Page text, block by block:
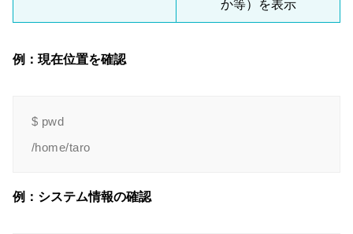
か等）を表示
例：現在位置を確認
$ pwd
例：システム情報の確認